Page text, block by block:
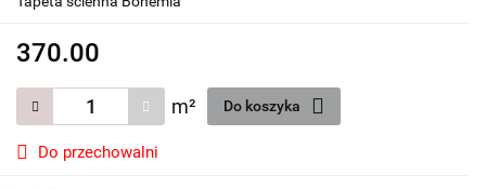
370.00
m² Do koszyka
Do przechowalni